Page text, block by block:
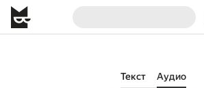
Текст Аудио